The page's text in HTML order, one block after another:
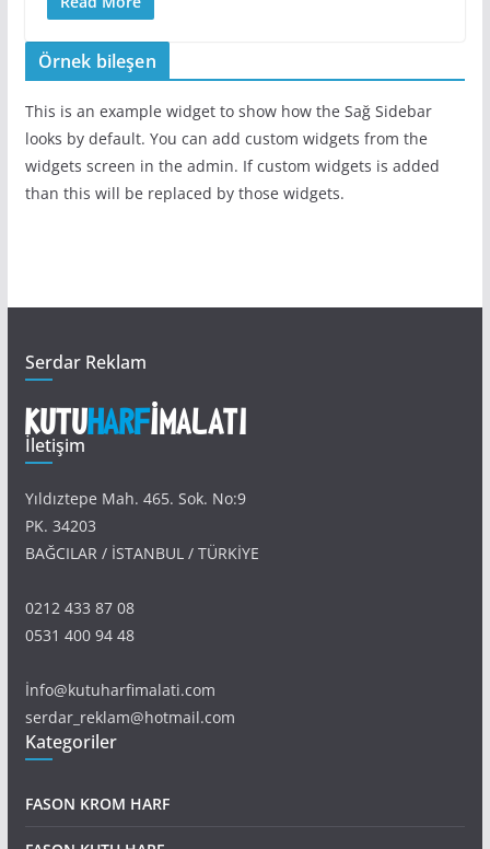
Örnek bileşen
This is an example widget to show how the Sağ Sidebar
looks by default. You can add custom widgets from the
widgets screen in the admin. If custom widgets is added
than this will be replaced by those widgets.
Serdar Reklam
İletişim
Yıldıztepe Mah. 465. Sok. No:9
PK. 34203
BAĞCILAR / İSTANBUL / TÜRKİYE
0212 433 87 08
0531 400 94 48
İnfo@kutuharfimalati.com
serdar_reklam@hotmail.com
Kategoriler
FASON KROM HARF